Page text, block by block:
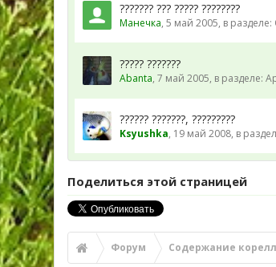
??????? ??? ????? ????????
Манечка,5 май 2005, в разделе:
????? ???????
Abanta,7 май 2005, в разделе:
?????? ???????, ?????????
Ksyushka, 19 май 2008, в
Поделиться этой страницей
Форум Содержание корелл